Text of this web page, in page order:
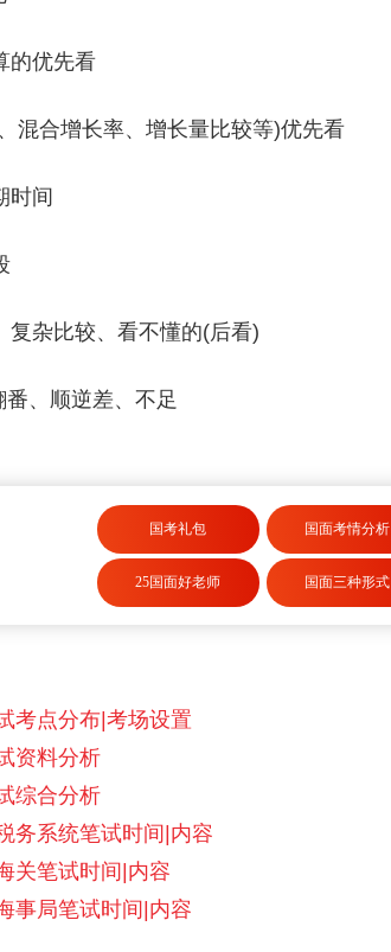
的优先看
混合增长率、增长量比较等)优先看
时间
杂比较、看不懂的(后看)
、顺逆差、不足
国考礼包 国面考情分析
25国面好老师 国面三种形式
考点分布|考场设置
资料分析
综合分析
务系统笔试时间|内容
关笔试时间|内容
事局笔试时间|内容